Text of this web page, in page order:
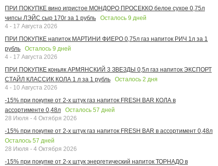
ПРИ ПОКУПКЕ вино игристое МОНДОРО ПРОСЕККО белое сухое 0,75л
чипсы ЛЭЙС сыр 170г за 1 рубль
Осталось 9 дней
4 - 17 Августа 2026
ПРИ ПОКУПКЕ напиток МАРТИНИ ФИЕРО 0,75л газ напиток РИЧ 1л за 1
рубль
Осталось 9 дней
4 - 17 Августа 2026
ПРИ ПОКУПКЕ коньяк АРМЯНСКИЙ 3 ЗВЕЗДЫ 0,5л газ напиток ЭКСПОРТ
СТАЙЛ КЛАССИК КОЛА 1 л за 1 рубль
Осталось 2 дня
4 - 10 Августа 2026
-15% при покупке от 2-х штук газ напиток FRESH BAR КОЛА в
ассортименте 0,48л
Осталось 57 дней
28 Июля - 4 Октября 2026
-15% при покупке от 2-х штук газ напиток FRESH BAR в ассортимент 0,48л
Осталось 57 дней
28 Июля - 4 Октября 2026
-15% при покупке от 2-х штук энергетический напиток ТОРНАДО в